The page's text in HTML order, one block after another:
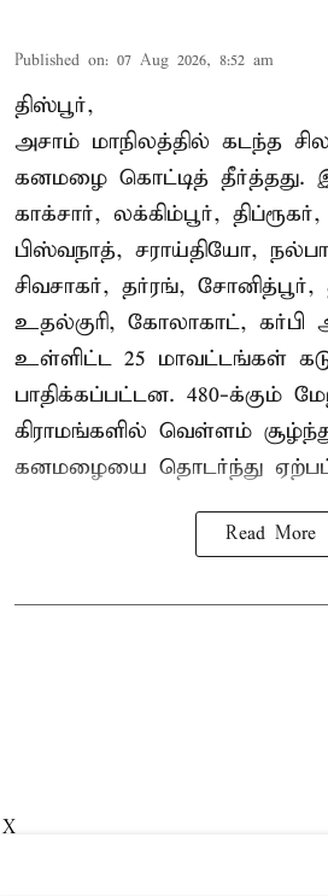
Published on: 07 Aug 2026, 8:52 am
திஸ்பூர்,
அசாம் மாநிலத்தில் கடந்த
கனமழை கொட்டித் தீர்த்தது.
காக்சார், லக்கிம்பூர்,
பிஸ்வநாத், சராய்தியோ,
சிவசாகர், தர்ரங், சோனித்பூர்,
உதல்குரி, கோலாகாட்,
உள்ளிட்ட 25 மாவட்டங்கள்
பாதிக்கப்பட்டன. 480-க்கும்
கிராமங்களில் வெள்ளம்
கனமழையை தொடர்ந்து
Read More
X